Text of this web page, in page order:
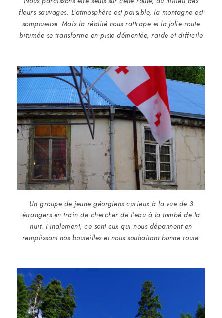
fleurs sauvages. L’atmosphère est paisible, la montagne est
somptueuse. Mais la réalité nous rattrape et la jolie route
bitumée se transforme en piste démontée, raide et difficile
Un groupe de jeune géorgiens curieux à la vue de 3
étrangers en train de chercher de l’eau à la tombé de la
nuit. Finalement, ce sont eux qui nous dépannent en
remplissant nos bouteilles et nous souhaitant bonne route.